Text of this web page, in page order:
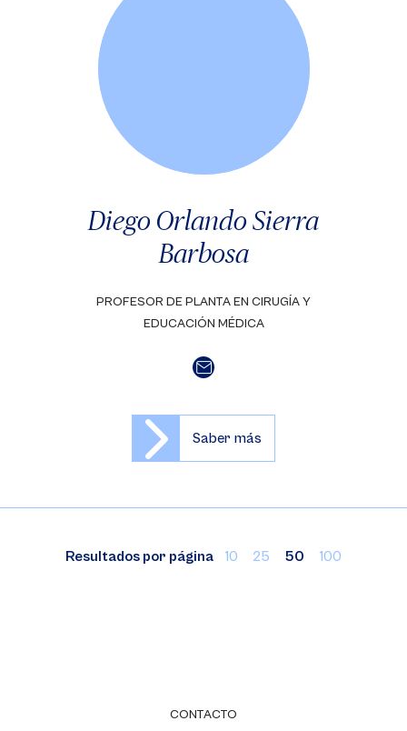
Diego Orlando Sierra
Barbosa
PROFESOR DE PLANTA EN CIRUGÍA Y
EDUCACIÓN MÉDICA
Saber más
Resultados por página 10 25 50 100
CONTACTO